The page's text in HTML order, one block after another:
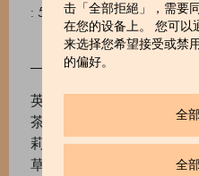
击「全部拒絕」，需要
在您的设备上。 您可以
来选择您希望接受或禁
的偏好。
全
全
: 530654022_V
英式早餐茶： 大吉岭红茶
茶： 红茶、矢车菊花瓣、
莉花茶： 中国绿茶、茉莉
草、菩提叶和薄荷叶、橙